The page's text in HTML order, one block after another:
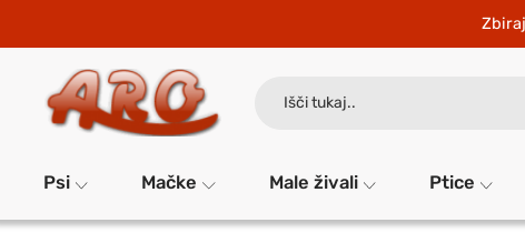
Psi Mačke Male živali Ptice